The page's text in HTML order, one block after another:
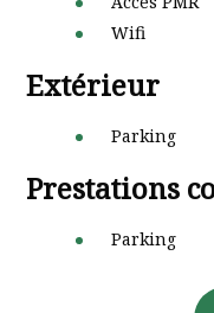
Wifi
Extérieur
Parking
Prestations
Parking